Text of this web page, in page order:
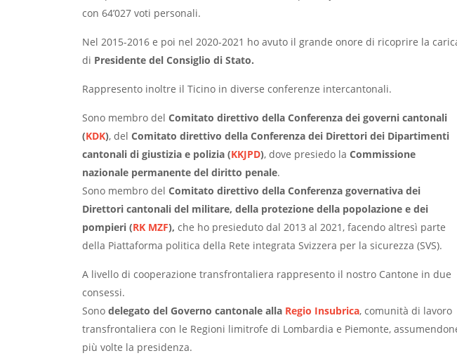
con 64’027 voti personali.
Nel 2015-2016 e poi nel 2020-2021 ho avuto il grande onore di ricoprire la
di Presidente del Consiglio di Stato.
Rappresento inoltre il Ticino in diverse conferenze intercantonali.
Sono membro del Comitato direttivo della Conferenza dei governi cantonali
(KDK), del Comitato direttivo della Conferenza dei Direttori dei Dipartimenti
cantonali di giustizia e polizia (KKJPD), dove presiedo la Commissione
nazionale permanente del diritto penale.
Sono membro del Comitato direttivo della Conferenza governativa dei
Direttori cantonali del militare, della protezione della popolazione e dei
pompieri (RK MZF), che ho presieduto dal 2013 al 2021, facendo altresì parte
della Piattaforma politica della Rete integrata Svizzera per la sicurezza (SVS).
A livello di cooperazione transfrontaliera rappresento il nostro Cantone in due
consessi.
Sono delegato del Governo cantonale alla Regio Insubrica, comunità di lavoro
transfrontaliera con le Regioni limitrofe di Lombardia e Piemonte,
più volte la presidenza.